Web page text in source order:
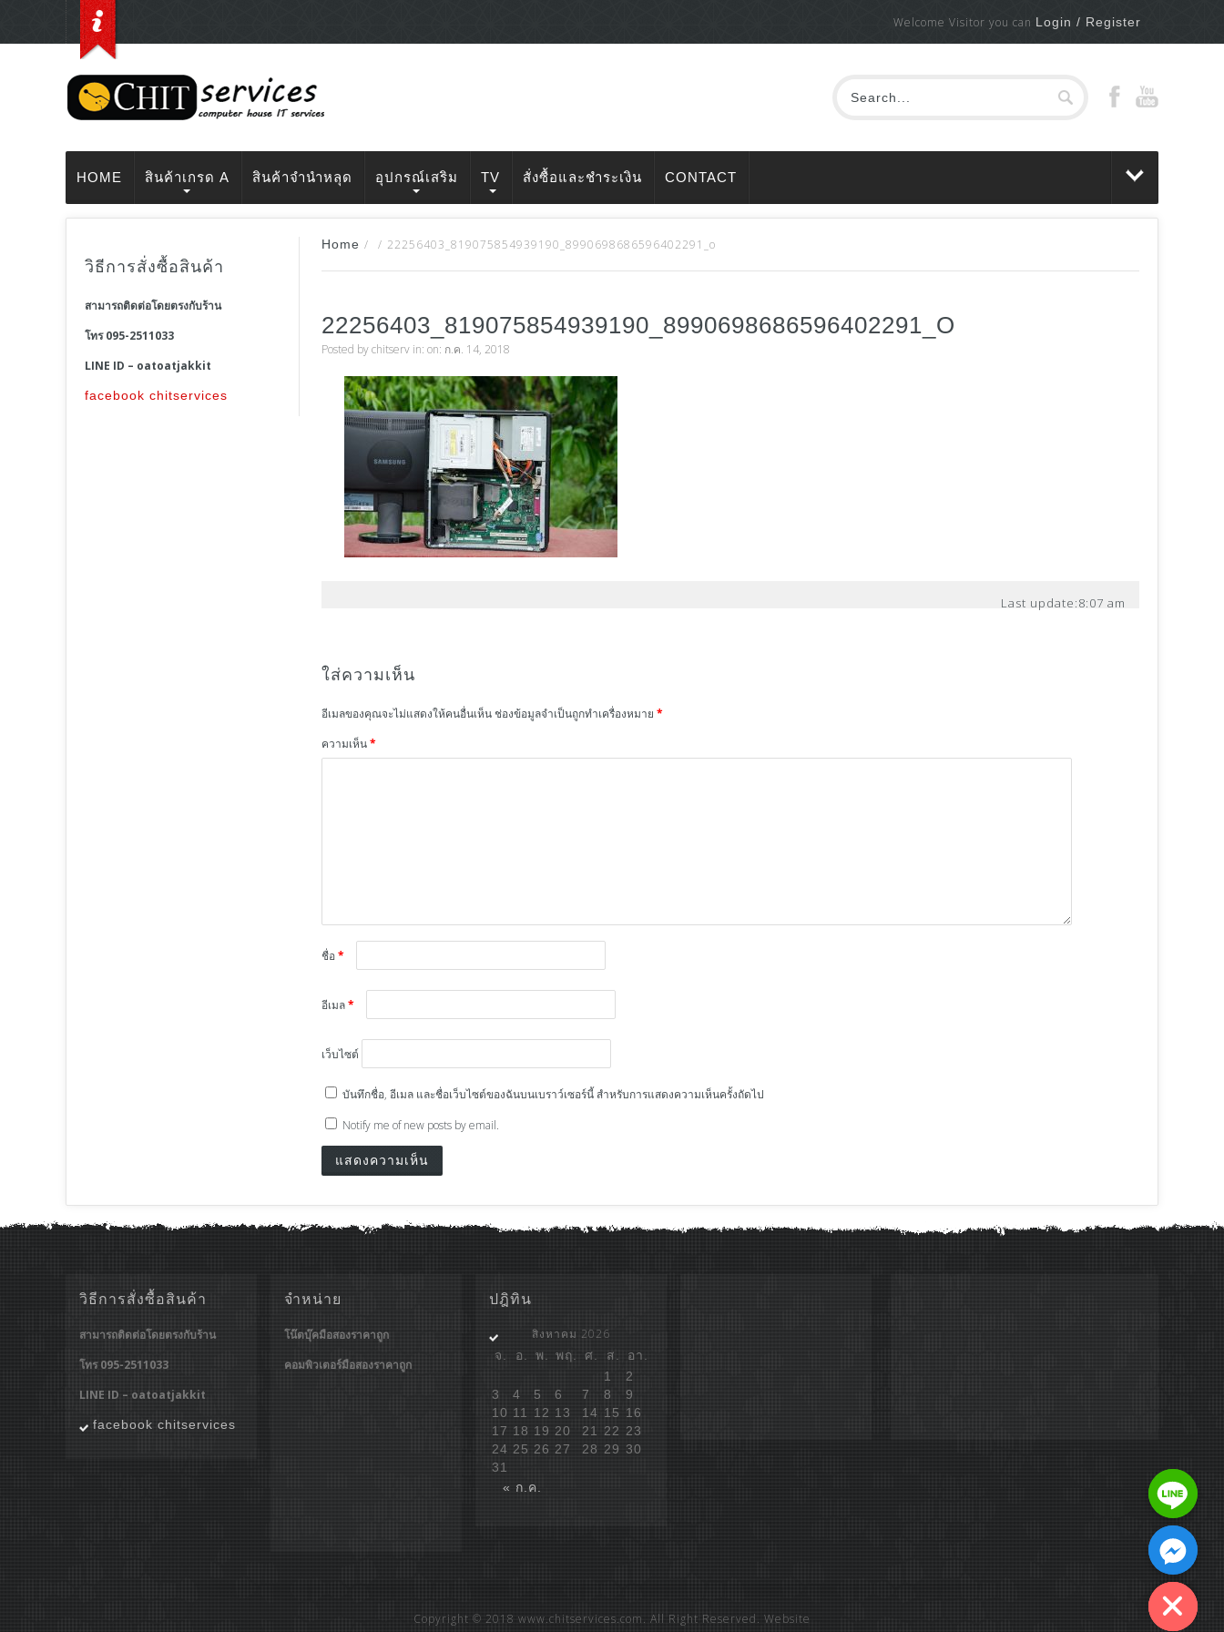
Welcome Visitor you can Login / Register
HOME สินค้าเกรด A สินค้าจำนำหลุด อุปกรณ์เสริม TV สั่งซื้อและชำระเงิน CONTACT
วิธีการสั่งซื้อสินค้า
สามารถติดต่อโดยตรงกับร้าน
โทร 095-2511033
LINE ID – oatoatjakkit
facebook chitservices
Home / / 22256403_819075854939190_8990698686596402291_o
22256403_819075854939190_8990698686596402291_O
Posted bychitserv in: on: ก.ค. 14, 2018
Last update:8:07 am
ใส่ความเห็น
อีเมลของคุณจะไม่แสดงให้คนอื่นเห็นช่องข้อมูลจำเป็นถูกทำเครื่องหมาย *
ความเห็น*
ชื่อ*
อีเมล*
เว็บไซต์
บันทึกชื่อ, อีเมล และชื่อเว็บไซต์ของฉันบนเบราว์เซอร์นี้ สำหรับการแสดงความเห็นครั้งถัดไป
Notify me of new posts by email.
วิธีการสั่งซื้อสินค้า
สามารถติดต่อโดยตรงกับร้าน
โทร 095-2511033
LINE ID – oatoatjakkit
facebook chitservices
จำหน่าย
โน๊ตบุ๊คมือสองราคาถูก
คอมพิวเตอร์มือสองราคาถูก
ปฎิทิน
สิงหาคม 2026
จ. อ. พ. พฤ. ศ. ส.
อา.
1
2
3
4 5 6 7 8
9
10 11 12 13 14 15 16
17 18 19 20 21 22 23
24 25 26 27 28 29 30
31
« ก.ค.
Copyright © 2018 www.chitservices.com. All Right Reserved. Website